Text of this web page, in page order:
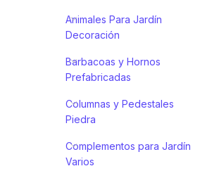
Animales Para Jardín
Decoración
Barbacoas y Hornos
Prefabricadas
Columnas y Pedestales
Piedra
Complementos para Jardín
Varios